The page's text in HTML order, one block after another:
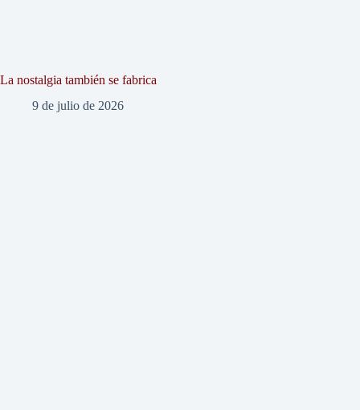
La nostalgia también se fabrica
9 de julio de 2026